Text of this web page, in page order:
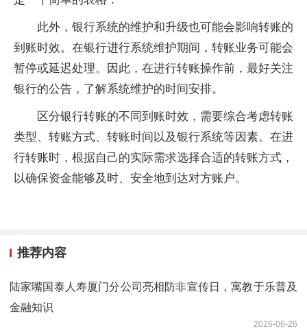
此外，银行系统的维护和升级也可能会影响转账的
到账时效。在银行进行系统维护期间，转账业务可能会
暂停或延迟处理。因此，在进行转账操作前，最好关注
银行的公告，了解系统维护的时间安排。
区分银行转账的不同到账时效，需要综合考虑转账
类型、转账方式、转账时间以及银行系统等因素。在进
行转账时，根据自己的实际需求选择合适的转账方式，
以确保资金能够及时、安全地到达对方账户。
推荐内容
陆家嘴国泰人寿厦门分公司亮相防非宣传日，寓教于乐普及
金融知识
2026-06-26